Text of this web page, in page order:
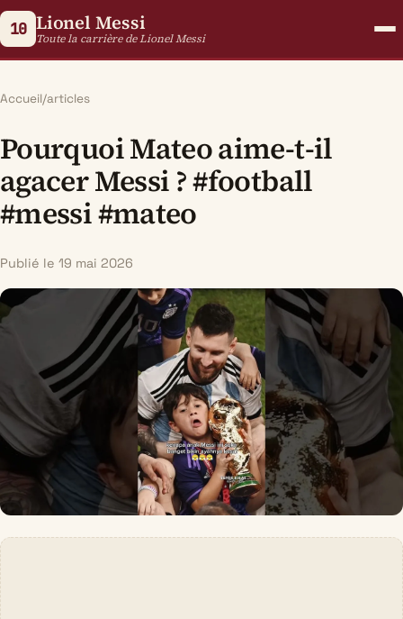
10 Lionel Messi
Toute la carrière de Lionel Messi
Accueil/articles
Pourquoi Mateo aime-t-il
agacer Messi ? #football
#messi #mateo
Publié le 19 mai 2026